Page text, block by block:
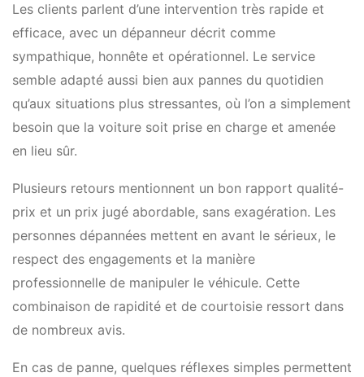
Les clients parlent d’une intervention très rapide et
efficace, avec un dépanneur décrit comme
sympathique, honnête et opérationnel. Le service
semble adapté aussi bien aux pannes du quotidien
qu’aux situations plus stressantes, où l’on a simplement
besoin que la voiture soit prise en charge et amenée
en lieu sûr.
Plusieurs retours mentionnent un bon rapport qualité-
prix et un prix jugé abordable, sans exagération. Les
personnes dépannées mettent en avant le sérieux, le
respect des engagements et la manière
professionnelle de manipuler le véhicule. Cette
combinaison de rapidité et de courtoisie ressort dans
de nombreux avis.
En cas de panne, quelques réflexes simples permettent